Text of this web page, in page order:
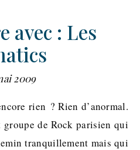
avec : Les
2009
de Rock parisien qui
tranquillement mais qui